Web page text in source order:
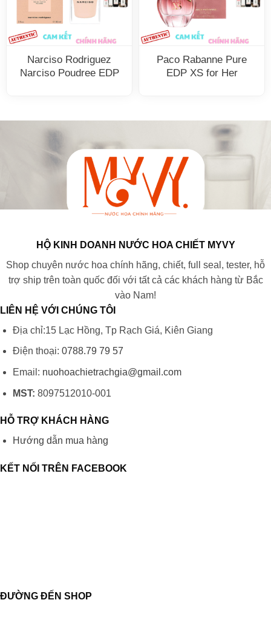
Narciso Rodriguez
Narciso Poudree EDP
Paco Rabanne Pure
EDP XS for Her
HỘ KINH DOANH NƯỚC HOA CHIẾT MYVY
Shop chuyên nước hoa chính hãng, chiết, full seal, tester, hỗ
trợ ship trên toàn quốc đối với tất cả các khách hàng từ Bắc
vào Nam!
LIÊN HỆ VỚI CHÚNG TÔI
Địa chỉ:15 Lạc Hồng, Tp Rạch Giá, Kiên Giang
Điện thoại: 0788.79 79 57
Email: nuohoachietrachgia@gmail.com
MST: 8097512010-001
HỖ TRỢ KHÁCH HÀNG
Hướng dẫn mua hàng
KẾT NỐI TRÊN FACEBOOK
ĐƯỜNG ĐẾN SHOP